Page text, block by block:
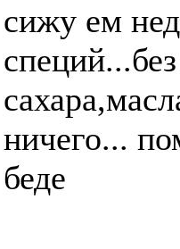
сижу ем
специй...без
ничего...
беде